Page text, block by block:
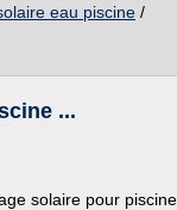
eau piscine /
...
solaire pour piscine .